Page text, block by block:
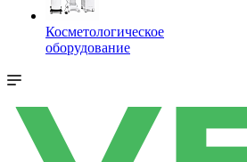
Косметологическое
оборудование